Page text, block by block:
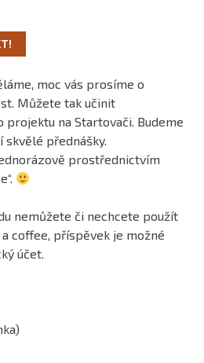
moc vás prosíme o
Můžete tak učinit
na Startovači. Budeme
přednášky.
prostřednictvím
nemůžete či nechcete použít
coffee, příspěvek je možné
účet.